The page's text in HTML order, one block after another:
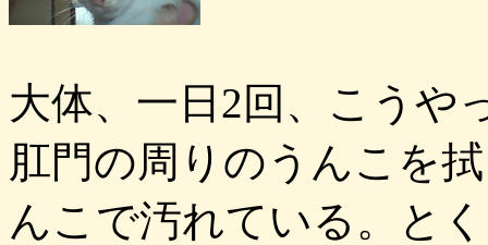
大体、一日2回、こうや
肛門の周りのうんこを
んこで汚れている。と